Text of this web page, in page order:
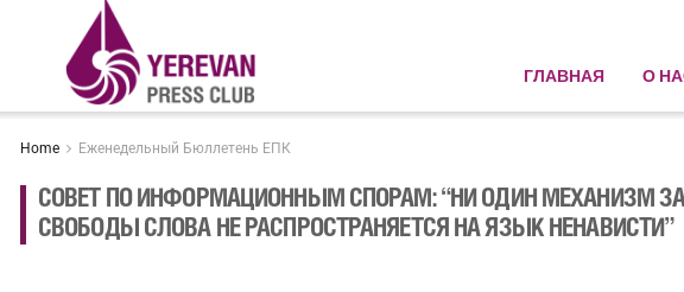
ГЛАВНАЯ О
Home Еженедельный Бюллетень ЕПК
СОВЕТ ПО ИНФОРМАЦИОННЫМ СПОРАМ: “НИ ОДИН МЕХАНИЗМ
СВОБОДЫ СЛОВА НЕ РАСПРОСТРАНЯЕТСЯ НА ЯЗЫК НЕНАВИСТИ”